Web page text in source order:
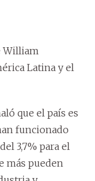
William
Latina y el
que el país es
funcionado
3,7% para el
más pueden